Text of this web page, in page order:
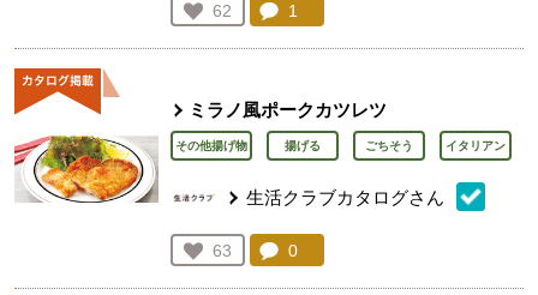
お気に入り登録：
62
人が登録
コメント：
1
ミラノ風ポークカツレツ
その他揚げ物 揚げる ごちそう イタリアン
生活クラブカタログさん
お気に入り登録：
63
人が登録
コメント：
0